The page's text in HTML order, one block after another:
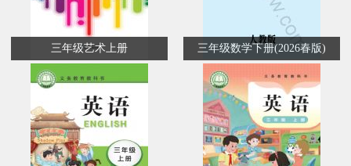
三年级艺术上册 三年级数学下册(2026春版)